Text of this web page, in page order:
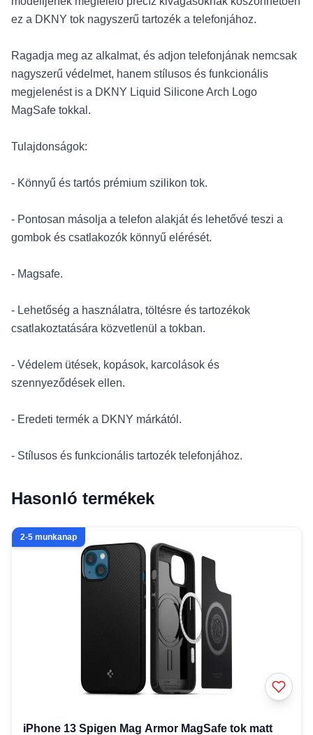
ez a DKNY tok nagyszerű tartozék a telefonjához.
Ragadja meg az alkalmat, és adjon telefonjának nemcsak
nagyszerű védelmet, hanem stílusos és funkcionális
megjelenést is a DKNY Liquid Silicone Arch Logo
MagSafe tokkal.
Tulajdonságok:
- Könnyű és tartós prémium szilikon tok.
- Pontosan másolja a telefon alakját és lehetővé teszi a
gombok és csatlakozók könnyű elérését.
- Magsafe.
- Lehetőség a használatra, töltésre és tartozékok
csatlakoztatására közvetlenül a tokban.
- Védelem ütések, kopások, karcolások és
szennyeződések ellen.
- Eredeti termék a DKNY márkától.
- Stílusos és funkcionális tartozék telefonjához.
Hasonló termékek
2-5 munkanap
iPhone 13 Spigen Mag Armor MagSafe tok matt